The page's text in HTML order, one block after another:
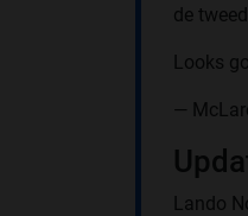
de
Looks
—
Lando